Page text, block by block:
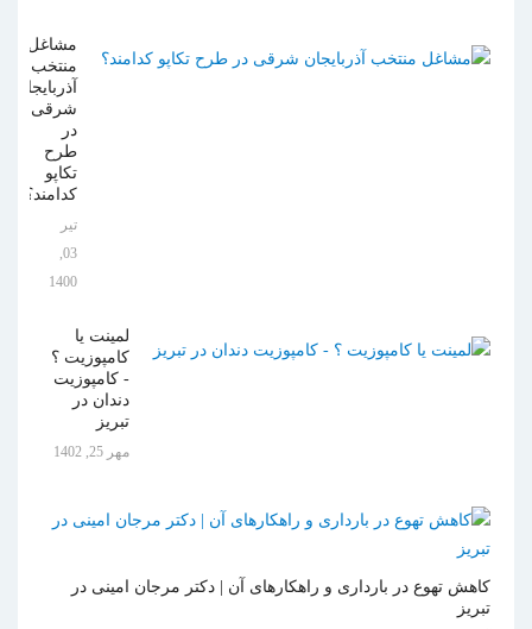
مشاغل
منتخب
آذربایجان
شرقی
در
طرح
تکاپو
کدامند؟
تیر
03,
1400
لمینت یا
کامپوزیت ؟
- کامپوزیت
دندان در
تبریز
مهر 25, 1402
کاهش تهوع در بارداری و راهکارهای آن | دکتر مرجان امینی در
تبریز